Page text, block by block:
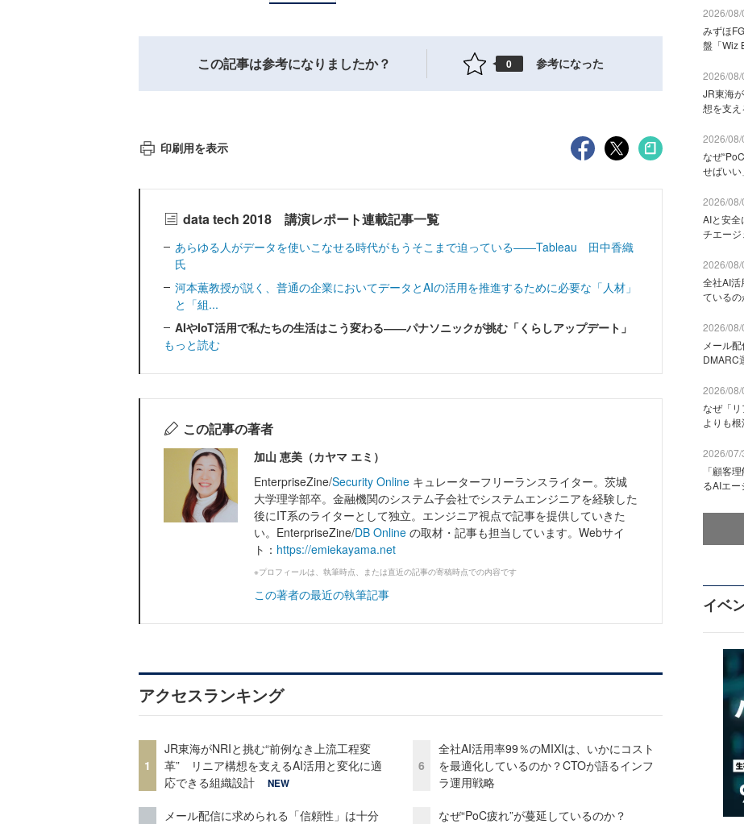
この記事は参考になりましたか？ 0 参考になった
印刷用を表示
data tech 2018 講演レポート連載記事一覧
あらゆる人がデータを使いこなせる時代がもうそこまで迫っている――Tableau 田中香織
氏
河本薫教授が説く、普通の企業においてデータとAIの活用を推進するために必要な「人材」
と「組...
AIやIoT活用で私たちの生活はこう変わる――パナソニックが挑む「くらしアップデート」
もっと読む
この記事の著者
加山 恵美（カヤマ エミ）
EnterpriseZine/Security Online キュレーターフリーランスライター。茨城
大学理学部卒。金融機関のシステム子会社でシステムエンジニアを経験した
後にIT系のライターとして独立。エンジニア視点で記事を提供していきた
い。EnterpriseZine/DB Online の取材・記事も担当しています。Webサイ
ト： https://emiekayama.net
※プロフィールは、執筆時点、または直近の記事の寄稿時点での内容です
この著者の最近の執筆記事
アクセスランキング
1
JR東海がNRIと挑む“前例なき上流工程変
革” リニア構想を支えるAI活用と変化に適
応できる組織設計
NEW
メール配信に求められる「信頼性」は十分
6
全社AI活用率99％のMIXIは、いかにコスト
を最適化しているのか？CTOが語るインフ
ラ運用戦略
なぜ“PoC疲れ”が蔓延しているのか？
2026/
みずほ
盤「Wiz
2026/
JR東海
想を支
2026/
なぜ
せばい
2026/
AIと安
チエー
2026/
全社AI活
ている
2026/
メール
DMARC
2026/
なぜ「
よりも
2026/
「顧客
るAIエ
イベ